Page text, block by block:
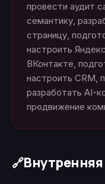
провести аудит
семантику,
страницу,
настроить
ВКонтакте,
настроить CRM,
разработать AI-
продвижение
🔗